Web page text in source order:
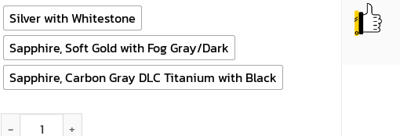
39,990 ฿
Silver with Whitestone
Sapphire, Soft Gold with Fog Gray/Dark
Sapphire, Carbon Gray DLC Titanium with Black
จำนวน fēnix 8 – 43 mm, AMOLED ชิ้น